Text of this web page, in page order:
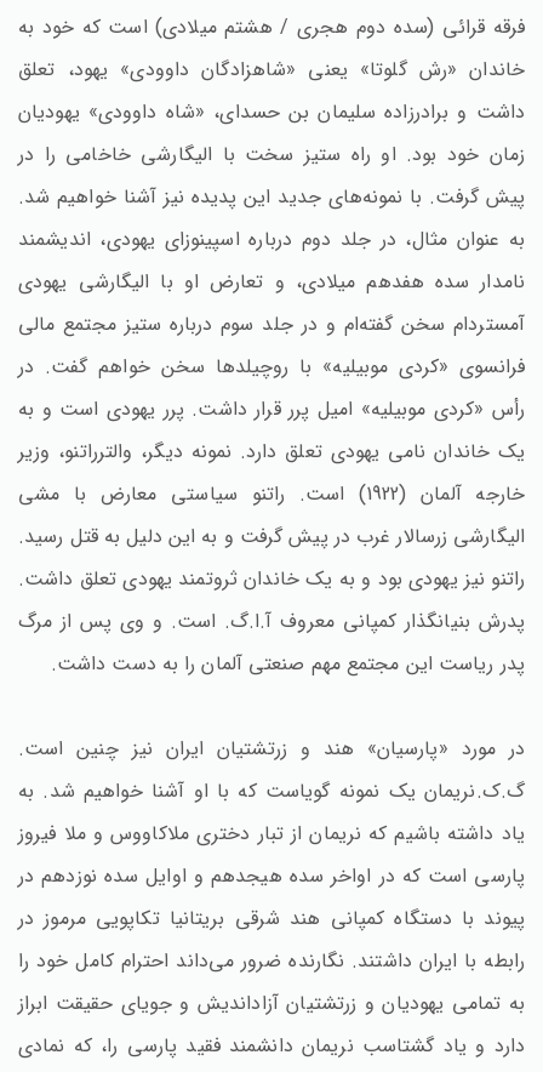
فرقه قرائی (سده دوم هجری / هشتم میلادی) است که خود به
خاندان «رش گلوتا» یعنی «شاهزادگان داوودی» یهود، تعلق
داشت و برادرزاده سلیمان بن حسدای، «شاه داوودی» یهودیان
زمان خود بود. او راه ستیز سخت با الیگارشی خاخامی را در
پیش گرفت. با نمونه‌های جدید این پدیده نیز آشنا خواهیم شد.
به عنوان مثال، در جلد دوم درباره اسپینوزای یهودی، اندیشمند
نامدار سده هفدهم میلادی، و تعارض او با الیگارشی یهودی
آمستردام سخن گفته‌ام و در جلد سوم درباره ستیز مجتمع مالی
فرانسوی «کردی موبیلیه» با روچیلدها سخن خواهم گفت. در
رأس «کردی موبیلیه» امیل پرر قرار داشت. پرر یهودی است و به
یک خاندان نامی یهودی تعلق دارد. نمونه دیگر، والترراتنو، وزیر
خارجه آلمان (1922) است. راتنو سیاستی معارض با مشی
الیگارشی زرسالار غرب در پیش گرفت و به این دلیل به قتل رسید.
راتنو نیز یهودی بود و به یک خاندان ثروتمند یهودی تعلق داشت.
پدرش بنیانگذار کمپانی معروف آ.ا.گ. است. و وی پس از مرگ
پدر ریاست این مجتمع مهم صنعتی آلمان را به دست داشت.
در مورد «پارسیان» هند و زرتشتیان ایران نیز چنین است.
گ.ک.نریمان یک نمونه گویاست که با او آشنا خواهیم شد. به
یاد داشته باشیم که نریمان از تبار دختری ملاکاووس و ملا فیروز
پارسی است که در اواخر سده هیجدهم و اوایل سده نوزدهم در
پیوند با دستگاه کمپانی هند شرقی بریتانیا تکاپویی مرموز در
رابطه با ایران داشتند. نگارنده ضرور می‌داند احترام کامل خود را
به تمامی یهودیان و زرتشتیان آزاداندیش و جویای حقیقت ابراز
دارد و یاد گشتاسب نریمان دانشمند فقید پارسی را، که نمادی